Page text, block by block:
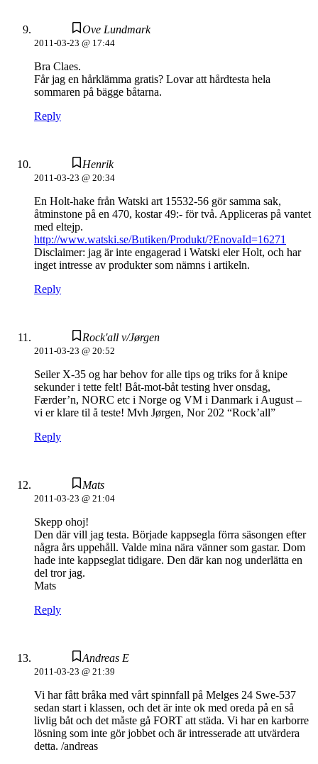
Ove Lundmark
2011-03-23 @ 17:44
Bra Claes.
Får jag en hårklämma gratis? Lovar att hårdtesta hela
sommaren på bägge båtarna.
Reply
Henrik
2011-03-23 @ 20:34
En Holt-hake från Watski art 15532-56 gör samma sak,
åtminstone på en 470, kostar 49:- för två. Appliceras på vantet
med eltejp.
http://www.watski.se/Butiken/Produkt/?EnovaId=16271
Disclaimer: jag är inte engagerad i Watski eler Holt, och har
inget intresse av produkter som nämns i artikeln.
Reply
Rock'all v/Jørgen
2011-03-23 @ 20:52
Seiler X-35 og har behov for alle tips og triks for å knipe
sekunder i tette felt! Båt-mot-båt testing hver onsdag,
Færder’n, NORC etc i Norge og VM i Danmark i August –
vi er klare til å teste! Mvh Jørgen, Nor 202 “Rock’all”
Reply
Mats
2011-03-23 @ 21:04
Skepp ohoj!
Den där vill jag testa. Började kappsegla förra säsongen efter
några års uppehåll. Valde mina nära vänner som gastar. Dom
hade inte kappseglat tidigare. Den där kan nog underlätta en
del tror jag.
Mats
Reply
Andreas E
2011-03-23 @ 21:39
Vi har fått bråka med vårt spinnfall på Melges 24 Swe-537
sedan start i klassen, och det är inte ok med oreda på en så
livlig båt och det måste gå FORT att städa. Vi har en karborre
lösning som inte gör jobbet och är intresserade att utvärdera
detta. /andreas